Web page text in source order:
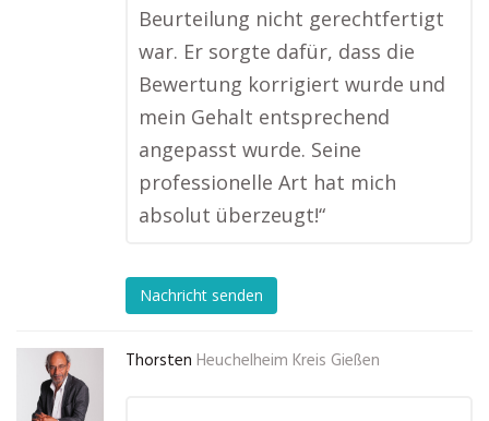
Beurteilung nicht gerechtfertigt
war. Er sorgte dafür, dass die
Bewertung korrigiert wurde und
mein Gehalt entsprechend
angepasst wurde. Seine
professionelle Art hat mich
absolut überzeugt!“
Nachricht senden
Thorsten Heuchelheim Kreis Gießen